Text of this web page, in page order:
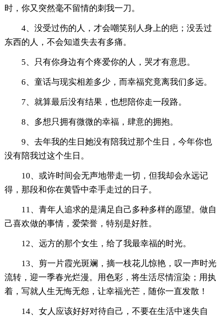
时，你又突然毫不留情的刺我一刀。
4、没受过伤的人，才会嘲笑别人身上的疤；没丢过
东西的人，不会知道失去有多痛。
5、只有你身边有个疼爱你的人，哭才有意思。
6、童话与现实相差多少，而幸福究竟离我们多远。
7、就算最后没有结果，也想陪你走一段路。
8、多想只拥有微微的幸福，肆意的拥抱。
9、去年我的生日她没有陪我过那个生日，今年你也
没有陪我过这个生日。
10、或许时间会无声地带走一切，但我却会永远记
得，那段和你在黄昏中牵手走过的日子。
11、青年人追求的是满足自己多种多样的愿望。做自
己喜欢做的事情，爱荣誉，特别是好胜。
12、远方的那个女生，给了我最幸福的时光。
13、剪一片霞光斑斓，摘一枝花儿惊艳，叹一声时光
流转，迎一季春光烂漫。用色彩，将生活尽情渲染；用执
着，写就人生无悔无怨，让幸福光芒，随你一直发散！
14、女人应该好好对待自己，不要在生活中迷失自